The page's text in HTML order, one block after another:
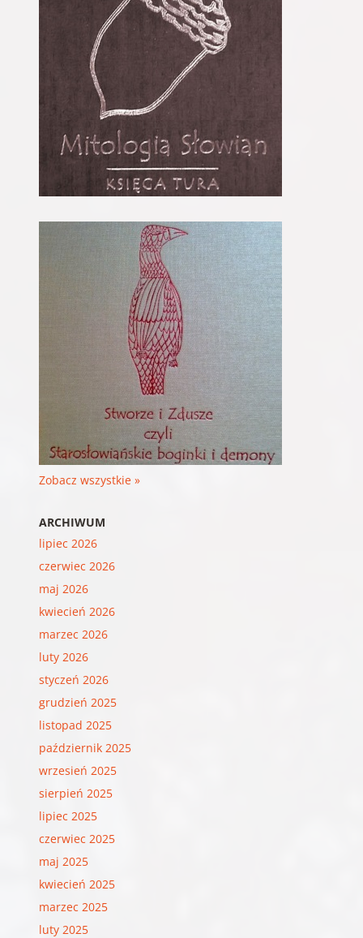
Zobacz wszystkie »
ARCHIWUM
lipiec 2026
czerwiec 2026
maj 2026
kwiecień 2026
marzec 2026
luty 2026
styczeń 2026
grudzień 2025
listopad 2025
październik 2025
wrzesień 2025
sierpień 2025
lipiec 2025
czerwiec 2025
maj 2025
kwiecień 2025
marzec 2025
luty 2025